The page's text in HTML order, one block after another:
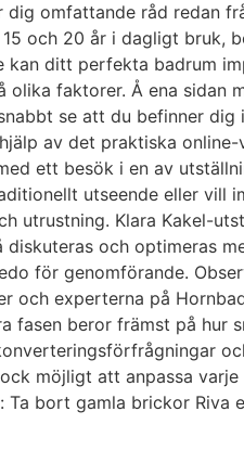
omfattande råd redan
och 20 år i dagligt bruk,
ditt perfekta badrum
olika faktorer. Å ena sidan
se att du befinner dig
av det praktiska
ett besök i en av
utseende eller vill
utrustning. Klara Kakel-
och optimeras
för genomförande.
och experterna på
fasen beror främst på hur
möjligt att anpassa
bort gamla brickor Riva